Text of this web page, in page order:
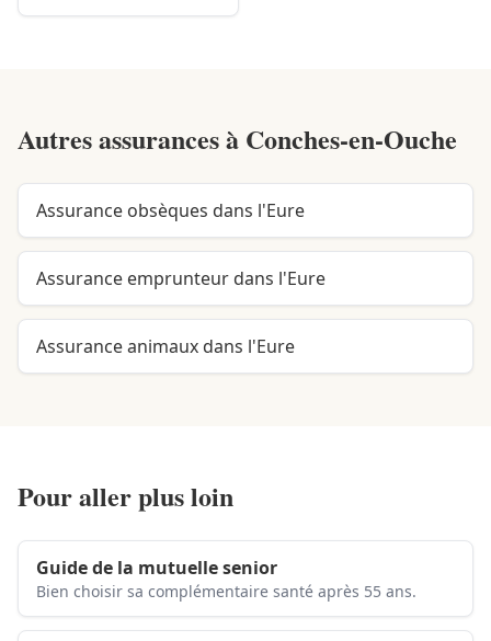
Autres assurances à Conches-en-Ouche
Assurance obsèques dans l'Eure
Assurance emprunteur dans l'Eure
Assurance animaux dans l'Eure
Pour aller plus loin
Guide de la mutuelle senior
Bien choisir sa complémentaire santé après 55 ans.